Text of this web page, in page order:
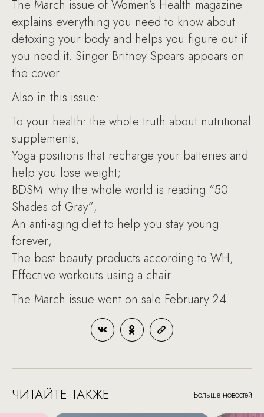
The March issue of Women’s Health magazine
explains everything you need to know about
detoxing your body and helps you figure out if
you need it. Singer Britney Spears appears on
the cover.
Also in this issue:
To your health: the whole truth about nutritional
supplements;
Yoga positions that recharge your batteries and
help you lose weight;
BDSM: why the whole world is reading “50
Shades of Gray”;
An anti-aging diet to help you stay young
forever;
The best beauty products according to WH;
Effective workouts using a chair.
The March issue went on sale February 24.
ЧИТАЙТЕ ТАКЖЕ Больше новостей